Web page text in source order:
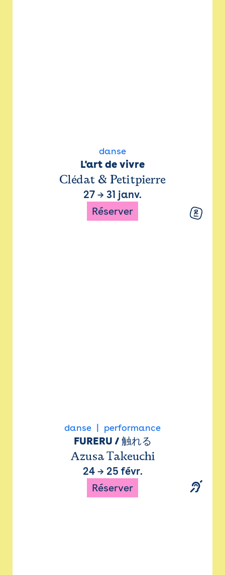
danse
L'art de vivre
Clédat & Petitpierre
27 → 31 janv.
Réserver
danse performance
FURERU / 触れる
Azusa Takeuchi
24→ 25 févr.
Réserver